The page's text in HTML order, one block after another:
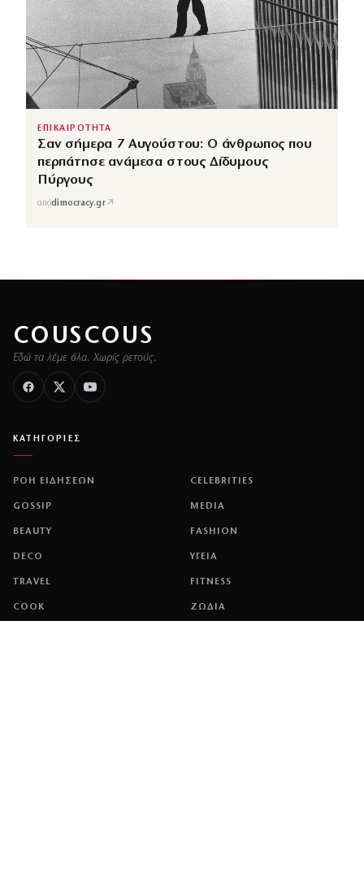
ΕΠΙΚΑΙΡΟΤΗΤΑ
Σαν σήμερα 7 Αυγούστου: Ο άνθρωπος που
περπάτησε ανάμεσα στους Δίδυμους
Πύργους
απόdimocracy.gr↗
COUSCOUS
Εδώ τα λέμε όλα. Χωρίς ρετούς.
ΚΑΤΗΓΟΡΙΕΣ
ΡΟΗ ΕΙΔΗΣΕΩΝ CELEBRITIES
GOSSIP MEDIA
BEAUTY FASHION
DECO ΥΓΕΙΑ
TRAVEL FITNESS
COOK ΖΩΔΙΑ